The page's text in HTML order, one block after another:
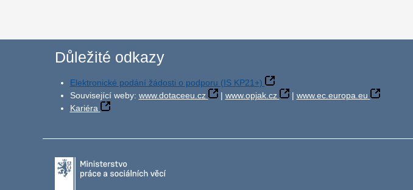
Důležité odkazy
Elektronické podání žádosti o podporu (IS KP21+)
Související weby: www.dotaceeu.cz | www.opjak.cz | www.ec.europa.eu
Kariéra